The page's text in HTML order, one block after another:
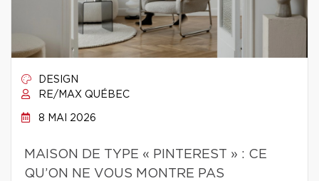
DESIGN
RE/MAX QUÉBEC
8 MAI 2026
MAISON DE TYPE « PINTEREST » : CE
QU’ON NE VOUS MONTRE PAS